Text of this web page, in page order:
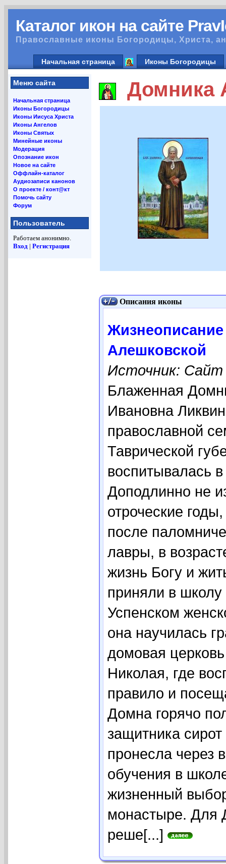
Каталог икон на сайте
Православные иконы Богородицы, Христа,
Начальная страница Иконы Богородицы
Меню сайта
Начальная страница
Иконы Богородицы
Иконы Иисуса Христа
Иконы Ангелов
Иконы Святых
Минейные иконы
Модерация
Опознание икон
Новое на сайте
Оффлайн-каталог
Аудиозаписи канонов
О проекте / конт@кт
Помочь сайту
Форум
Пользователь
Работаем анонимно.
Вход | Регистрация
Домника
Описания иконы
Алешковской
Источник: Сайт
Блаженная
Ивановна
православной
Таврической
воспитывалась
Доподлинно не
отроческие
после
лавры, в
жизнь Богу и
приняли в
Успенском
она научилась
домовая
Николая, где
правило и
Домна горячо
защитника
пронесла через
обучения в
жизненный
монастыре. Для
реше[...]